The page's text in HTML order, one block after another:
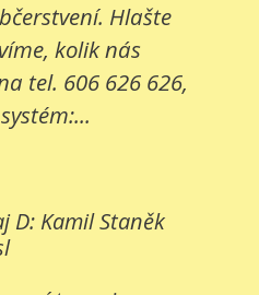
Hlašte
kolik nás
tel. 606 626 626,
D: Kamil Staněk